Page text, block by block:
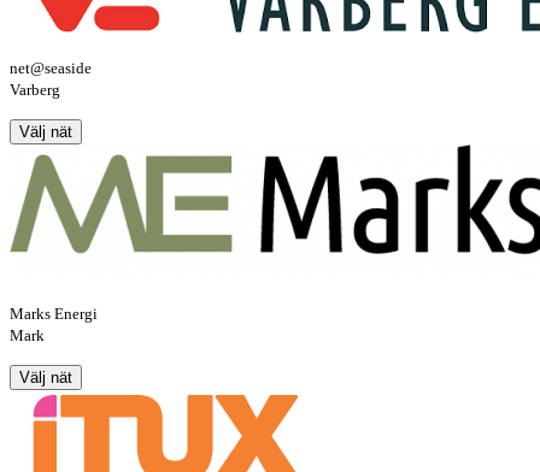
net@seaside
Varberg
Välj nät
Marks Energi
Mark
Välj nät